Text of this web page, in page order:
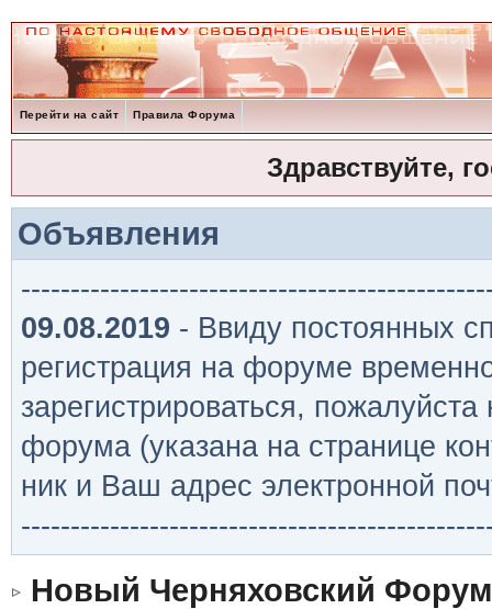
Перейти на сайт Правила Форума
Здравствуйте,
Объявления
09.08.2019 - Ввиду постоянных
регистрация на форуме
зарегистрироваться,
форума (указана на странице
ник и Ваш адрес электронной
Новый Черняховский Форум